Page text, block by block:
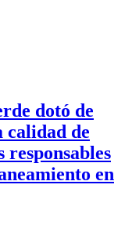
dotó de
calidad de
responsables
en